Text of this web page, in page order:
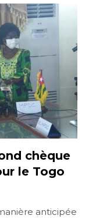
chèque
le Togo
anticipée